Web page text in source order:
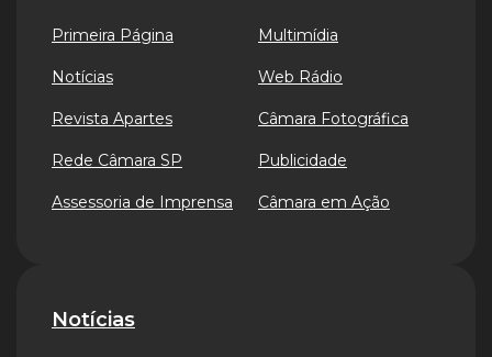
Primeira Página
Notícias
Revista Apartes
Rede Câmara SP
Assessoria de Imprensa
Multimídia
Web Rádio
Câmara Fotográfica
Publicidade
Câmara em Ação
Notícias